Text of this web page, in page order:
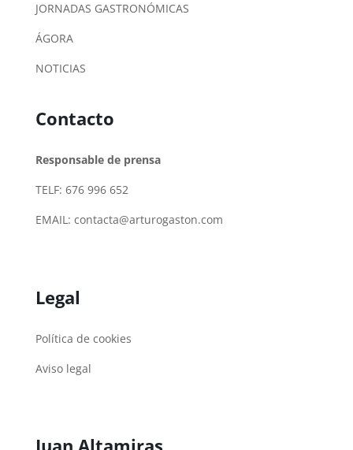
JORNADAS GASTRONÓMICAS
ÁGORA
NOTICIAS
Contacto
Responsable de prensa
TELF: 676 996 652
EMAIL: contacta@arturogaston.com
Legal
Política de cookies
Aviso legal
Juan Altamiras